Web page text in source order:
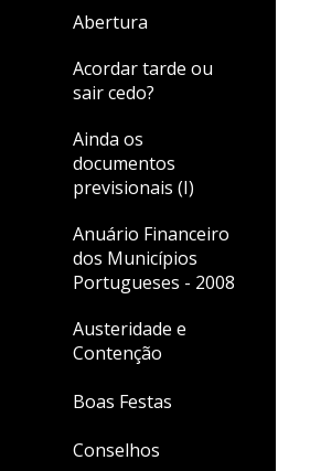
Abertura
Acordar tarde ou
sair cedo?
Ainda os
documentos
previsionais (I)
Anuário Financeiro
dos Municípios
Portugueses - 2008
Austeridade e
Contenção
Boas Festas
Conselhos